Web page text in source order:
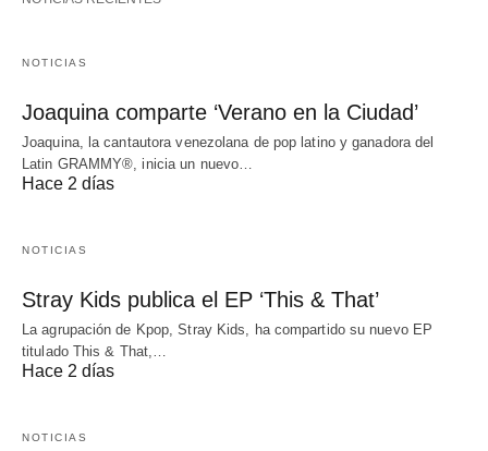
NOTICIAS
Joaquina comparte ‘Verano en la Ciudad’
Joaquina, la cantautora venezolana de pop latino y ganadora del
Latin GRAMMY®, inicia un nuevo…
Hace 2 días
NOTICIAS
Stray Kids publica el EP ‘This & That’
La agrupación de Kpop, Stray Kids, ha compartido su nuevo EP
titulado This & That,…
Hace 2 días
NOTICIAS